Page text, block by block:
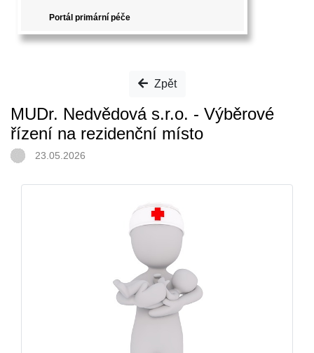
Portál primární péče
Zpět
MUDr. Nedvědová s.r.o. - Výběrové
řízení na rezidenční místo
23.05.2026